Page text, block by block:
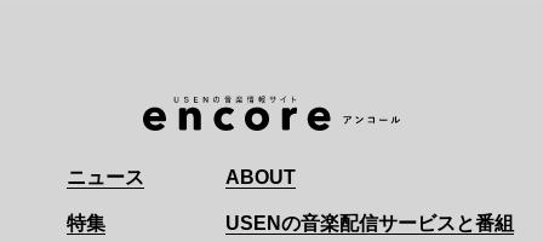
ニュース
特集
ABOUT
USENの音楽配信サービスと番組